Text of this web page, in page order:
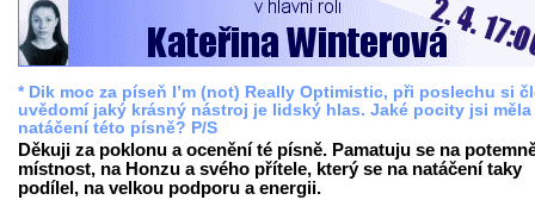
* Dik moc za píseň I’m (not) Really Optimistic, při poslechu si
uvědomí jaký krásný nástroj je lidský hlas. Jaké pocity jsi měla
natáčení této písně? P/S
Děkuji za poklonu a ocenění té písně. Pamatuju se na
místnost, na Honzu a svého přítele, který se na natáčení taky
podílel, na velkou podporu a energii.